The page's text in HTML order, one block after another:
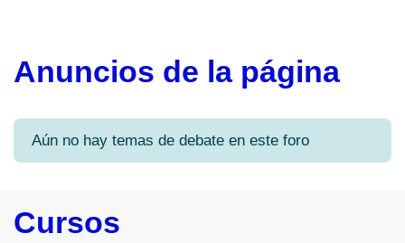
Anuncios de la página
Aún no hay temas de debate en este foro
Cursos